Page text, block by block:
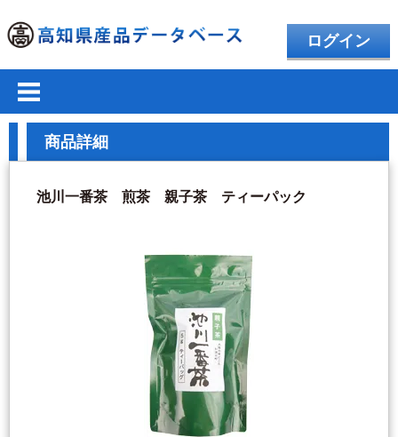
ログイン
商品詳細
池川一番茶 煎茶 親子茶 ティーパック